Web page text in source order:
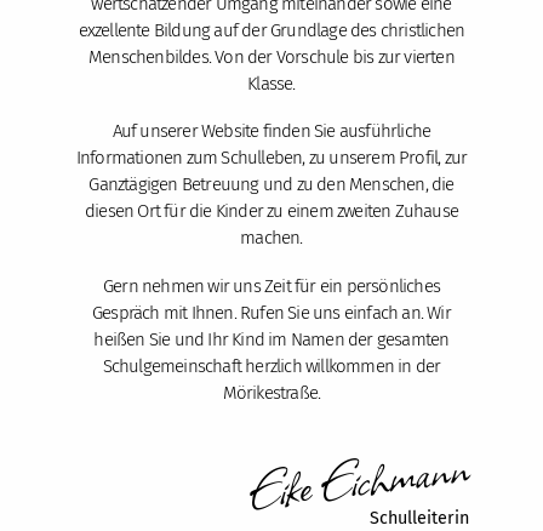
exzellente Bildung auf der Grundlage des christlichen
Menschenbildes. Von der Vorschule bis zur vierten
Klasse.
Auf unserer Website finden Sie ausführliche
Informationen zum Schulleben, zu unserem Profil, zur
Ganztägigen Betreuung und zu den Menschen, die
diesen Ort für die Kinder zu einem zweiten Zuhause
machen.
Gern nehmen wir uns Zeit für ein persönliches
Gespräch mit Ihnen. Rufen Sie uns einfach an. Wir
heißen Sie und Ihr Kind im Namen der gesamten
Schulgemeinschaft herzlich willkommen in der
Mörikestraße.
Eike Eichmann
Schulleiterin